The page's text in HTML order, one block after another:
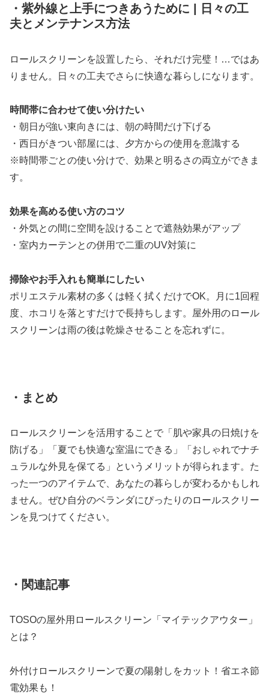
・紫外線と上手につきあうために | 日々の工
夫とメンテナンス方法
ロールスクリーンを設置したら、それだけ完璧！…ではあ
りません。日々の工夫でさらに快適な暮らしになります。
時間帯に合わせて使い分けたい
・朝日が強い東向きには、朝の時間だけ下げる
・西日がきつい部屋には、夕方からの使用を意識する
※時間帯ごとの使い分けで、効果と明るさの両立ができま
す。
効果を高める使い方のコツ
・外気との間に空間を設けることで遮熱効果がアップ
・室内カーテンとの併用で二重のUV対策に
掃除やお手入れも簡単にしたい
ポリエステル素材の多くは軽く拭くだけでOK。月に1回程
度、ホコリを落とすだけで長持ちします。屋外用のロール
スクリーンは雨の後は乾燥させることを忘れずに。
・まとめ
ロールスクリーンを活用することで「肌や家具の日焼けを
防げる」「夏でも快適な室温にできる」「おしゃれでナチ
ュラルな外見を保てる」というメリットが得られます。た
った一つのアイテムで、あなたの暮らしが変わるかもしれ
ません。ぜひ自分のベランダにぴったりのロールスクリー
ンを見つけてください。
・関連記事
TOSOの屋外用ロールスクリーン「マイテックアウター」
とは？
外付けロールスクリーンで夏の陽射しをカット！省エネ節
電効果も！